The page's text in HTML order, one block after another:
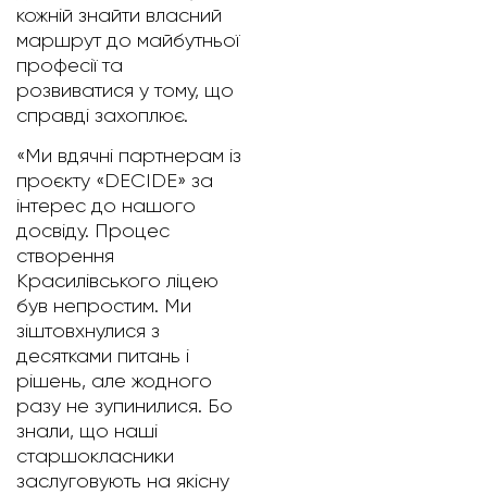
кожній знайти власний
маршрут до майбутньої
професії та
розвиватися у тому, що
справді захоплює.
«Ми вдячні партнерам із
проєкту «DECIDE» за
інтерес до нашого
досвіду. Процес
створення
Красилівського ліцею
був непростим. Ми
зіштовхнулися з
десятками питань і
рішень, але жодного
разу не зупинилися. Бо
знали, що наші
старшокласники
заслуговують на якісну